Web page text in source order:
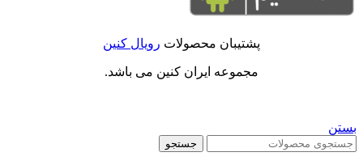
پشتیبان محصولات رویال کنین
مجموعه ایران کنین می باشد.
بستن
جستجو